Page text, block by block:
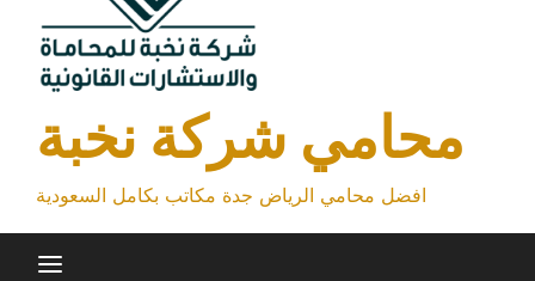
محامي شركة نخبة
افضل محامي الرياض جدة مكاتب بكامل السعودية